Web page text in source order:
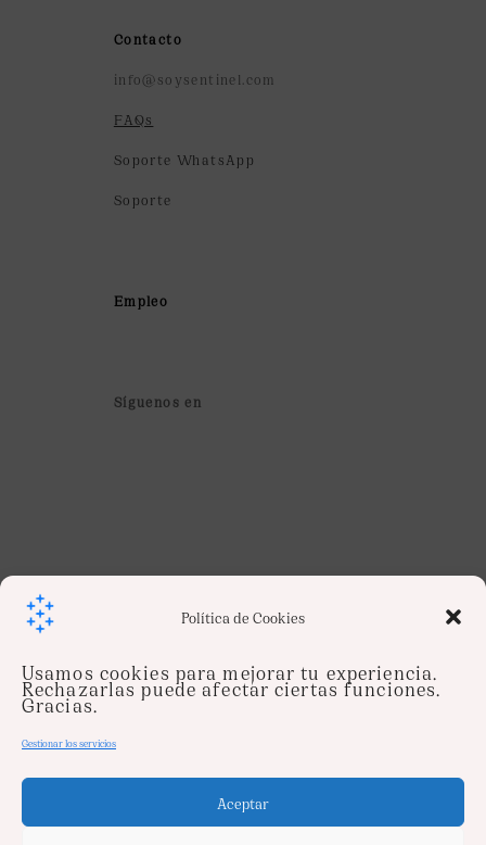
Política de Cookies
Usamos cookies para mejorar tu experiencia.
Rechazarlas puede afectar ciertas funciones.
Gracias.
Gestionar los servicios
Aceptar
Contacto
info@soysentinel.com
FAQs
Soporte WhatsApp
Soporte
Empleo
Síguenos en
© 2024 Sentinel. Todos los Derechos